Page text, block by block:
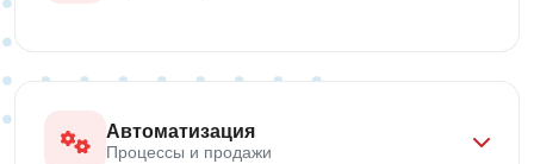
Автоматизация
Процессы и продажи